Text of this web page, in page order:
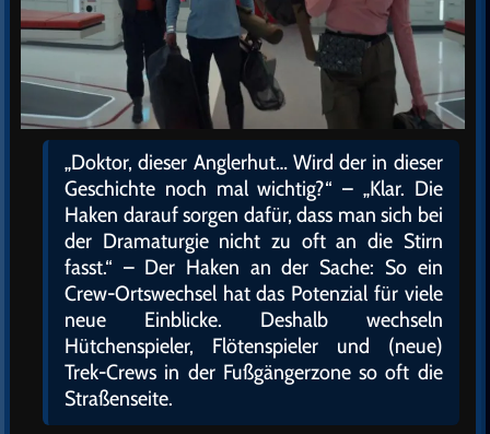
„Doktor, dieser Anglerhut… Wird der in dieser
Geschichte noch mal wichtig?“ – „Klar. Die
Haken darauf sorgen dafür, dass man sich bei
der Dramaturgie nicht zu oft an die Stirn
fasst.“ – Der Haken an der Sache: So ein
Crew-Ortswechsel hat das Potenzial für viele
neue Einblicke. Deshalb wechseln
Hütchenspieler, Flötenspieler und (neue)
Trek-Crews in der Fußgängerzone so oft die
Straßenseite.